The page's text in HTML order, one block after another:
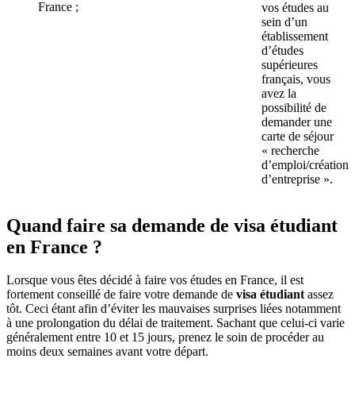
France ;
vos études au
sein d’un
établissement
d’études
supérieures
français, vous
avez la
possibilité de
demander une
carte de séjour
« recherche
d’emploi/création
d’entreprise ».
Quand faire sa demande de visa étudiant
en France ?
Lorsque vous êtes décidé à faire vos études en France, il est
fortement conseillé de faire votre demande de visa étudiantassez
tôt. Ceci étant afin d’éviter les mauvaises surprises liées notamment
à une prolongation du délai de traitement. Sachant que celui-ci varie
généralement entre 10 et 15 jours, prenez le soin de procéder au
moins deux semaines avant votre départ.